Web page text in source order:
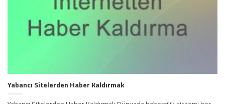
Yabancı Sitelerden Haber Kaldırmak